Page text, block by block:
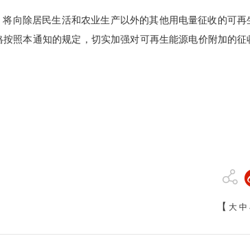
除居民生活和农业生产以外的其他用电量征收的可再
照本通知的规定，切实加强对可再生能源电价附加的
【 大 中